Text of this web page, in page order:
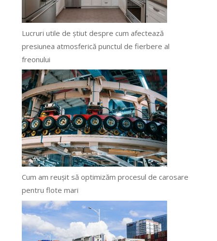
Lucruri utile de știut despre cum afectează
presiunea atmosferică punctul de fierbere al
freonului
Cum am reușit să optimizăm procesul de carosare
pentru flote mari